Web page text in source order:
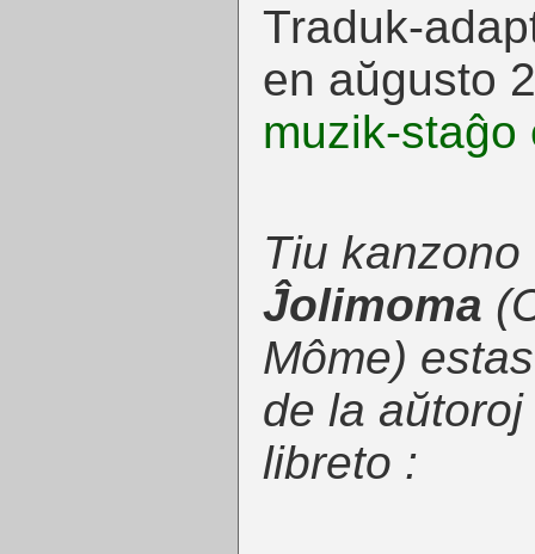
Traduk-
en aŭgusto
muzik-staĝo
Tiu
Ĵolimoma (
Môme)
de la
libreto :